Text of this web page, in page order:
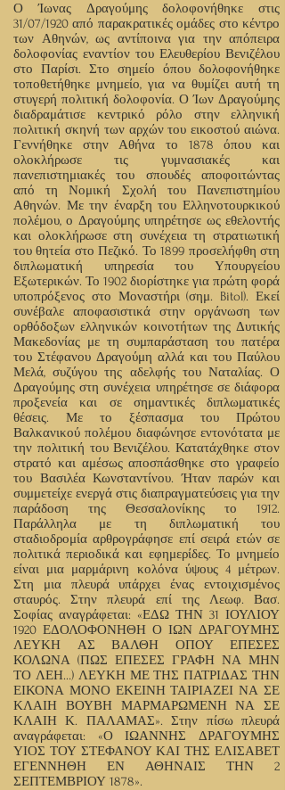
Ο Ίωνας Δραγούμης δολοφονήθηκε στις
31/07/1920 από παρακρατικές ομάδες στο κέντρο
των Αθηνών, ως αντίποινα για την απόπειρα
δολοφονίας εναντίον του Ελευθερίου Βενιζέλου
στο Παρίσι. Στο σημείο όπου δολοφονήθηκε
τοποθετήθηκε μνημείο, για να θυμίζει αυτή τη
στυγερή πολιτική δολοφονία. Ο Ίων Δραγούμης
διαδραμάτισε κεντρικό ρόλο στην ελληνική
πολιτική σκηνή των αρχών του εικοστού αιώνα.
Γεννήθηκε στην Αθήνα το 1878 όπου και
ολοκλήρωσε τις γυμνασιακές και
πανεπιστημιακές του σπουδές αποφοιτώντας
από τη Νομική Σχολή του Πανεπιστημίου
Αθηνών. Με την έναρξη του Ελληνοτουρκικού
πολέμου, ο Δραγούμης υπηρέτησε ως εθελοντής
και ολοκλήρωσε στη συνέχεια τη στρατιωτική
του θητεία στο Πεζικό. Το 1899 προσελήφθη στη
διπλωματική υπηρεσία του Υπουργείου
Εξωτερικών. Το 1902 διορίστηκε για πρώτη φορά
υποπρόξενος στο Μοναστήρι (σημ. Bitol). Εκεί
συνέβαλε αποφασιστικά στην οργάνωση των
ορθόδοξων ελληνικών κοινοτήτων της Δυτικής
Μακεδονίας με τη συμπαράσταση του πατέρα
του Στέφανου Δραγούμη αλλά και του Παύλου
Μελά, συζύγου της αδελφής του Ναταλίας. Ο
Δραγούμης στη συνέχεια υπηρέτησε σε διάφορα
προξενεία και σε σημαντικές διπλωματικές
θέσεις. Με το ξέσπασμα του Πρώτου
Βαλκανικού πολέμου διαφώνησε εντονότατα με
την πολιτική του Βενιζέλου. Κατατάχθηκε στον
στρατό και αμέσως αποσπάσθηκε στο γραφείο
του Βασιλέα Κωνσταντίνου. Ήταν παρών και
συμμετείχε ενεργά στις διαπραγματεύσεις για την
παράδοση της Θεσσαλονίκης το 1912.
Παράλληλα με τη διπλωματική του
σταδιοδρομία αρθρογράφησε επί σειρά ετών σε
πολιτικά περιοδικά και εφημερίδες. Το μνημείο
είναι μια μαρμάρινη κολόνα ύψους 4 μέτρων.
Στη μια πλευρά υπάρχει ένας εντοιχισμένος
σταυρός. Στην πλευρά επί της Λεωφ. Βασ.
Σοφίας αναγράφεται: «ΕΔΩ ΤΗΝ 31 ΙΟΥΛΙΟΥ
1920 ΕΔΟΛΟΦΟΝΗΘΗ Ο ΙΩΝ ΔΡΑΓΟΥΜΗΣ
ΛΕΥΚΗ ΑΣ ΒΑΛΘΗ ΟΠΟΥ ΕΠΕΣΕΣ
ΚΟΛΩΝΑ (ΠΩΣ ΕΠΕΣΕΣ ΓΡΑΦΗ ΝΑ ΜΗΝ
ΤΟ ΛΕΗ…) ΛΕΥΚΗ ΜΕ ΤΗΣ ΠΑΤΡΙΔΑΣ ΤΗΝ
ΕΙΚΟΝΑ ΜΟΝΟ ΕΚΕΙΝΗ ΤΑΙΡΙΑΖΕΙ ΝΑ ΣΕ
ΚΛΑΙΗ ΒΟΥΒΗ ΜΑΡΜΑΡΩΜΕΝΗ ΝΑ ΣΕ
ΚΛΑΙΗ Κ. ΠΑΛΑΜΑΣ». Στην πίσω πλευρά
αναγράφεται: «Ο ΙΩΑΝΝΗΣ ΔΡΑΓΟΥΜΗΣ
ΥΙΟΣ ΤΟΥ ΣΤΕΦΑΝΟΥ ΚΑΙ ΤΗΣ ΕΛΙΣΑΒΕΤ
ΕΓΕΝΝΗΘΗ ΕΝ ΑΘΗΝΑΙΣ ΤΗΝ 2
ΣΕΠΤΕΜΒΡΙΟΥ 1878».